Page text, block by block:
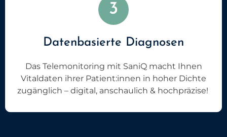
3
Datenbasierte Diagnosen
Das Telemonitoring mit SaniQ macht Ihnen
Vitaldaten ihrer Patient:innen in hoher Dichte
zugänglich – digital, anschaulich & hochpräzise!